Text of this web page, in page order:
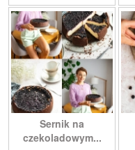
Sernik na
czekoladowym...